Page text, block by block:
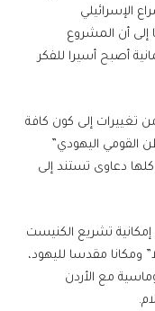
الإسرائيلي
إلى أن المشروع
أصبح أسيرا للفكر
تغييرات إلى كون كافة
القومي اليهودي”
كلها دعاوى تستند إلى
تشريع الكنيست
ومكانا مقدسا لليهود،
مع الأردن